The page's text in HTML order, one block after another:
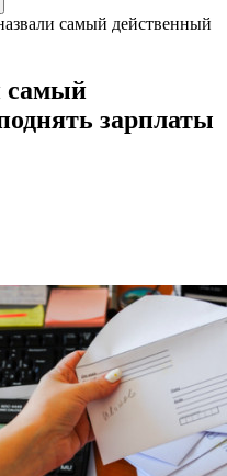
самый действенный
самый
зарплаты